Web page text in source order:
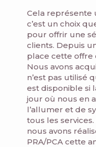
Cela représente
c’est un choix
pour offrir une
clients. Depuis
place cette offre
Nous avons
n’est pas utilisé
est disponible si
jour où nous en
l’allumer et de
tous les
nous avons
PRA/PCA cette